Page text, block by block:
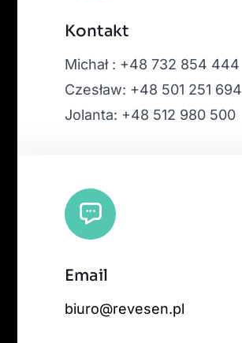
Kontakt
Michał : +48 732 854 444
Czesław: +48 501 251 694
Jolanta: +48 512 980 500
Email
biuro@revesen.pl